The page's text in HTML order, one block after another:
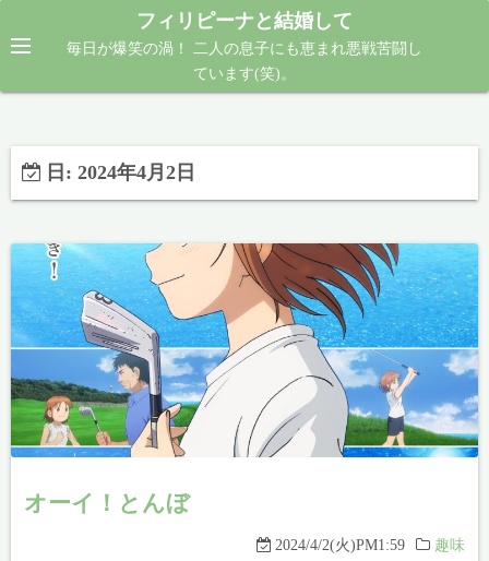
ン
ン
ッ
プ
フィリピーナと結婚して
毎日が爆笑の渦！ 二人の息子にも恵まれ悪戦苦闘し
ています(笑)。
日: 2024年4月2日
オーイ！とんぼ
2024/4/2(火)PM1:59 趣味